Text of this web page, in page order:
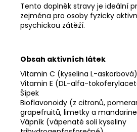
Tento doplněk stravy je ideální
zejména pro osoby fyzicky
psychickou zátěží.
Obsah aktivních látek
Vitamin C (kyselina L-askorbová)
Vitamin E (DL-alfa-
Šípek
Bioflavonoidy (z citronů,
grapefruitů, limetky a
Vápník (vápenaté soli kyseliny